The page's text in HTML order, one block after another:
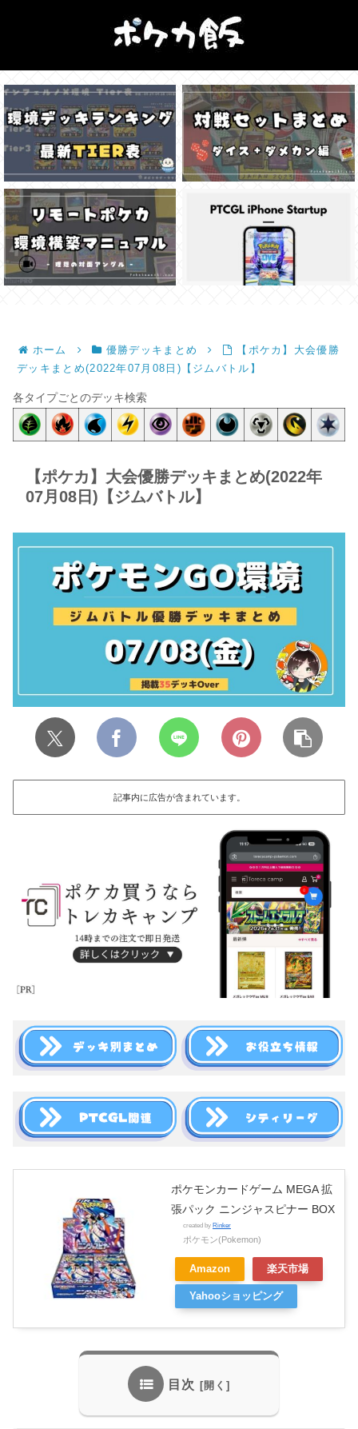
ホーム 優勝デッキまとめ
【ポケカ】大会優勝
デッキまとめ(2022年07月08日)【ジムバトル】
各タイプごとのデッキ検索
【ポケカ】大会優勝デッキまとめ(2022年
07月08日)【ジムバトル】
記事内に広告が含まれています。
ポケモンカードゲーム MEGA 拡
張パック ニンジャスピナー BOX
created by Rinker
ポケモン(Pokemon)
Amazon 楽天市場
Yahooショッピング
目次